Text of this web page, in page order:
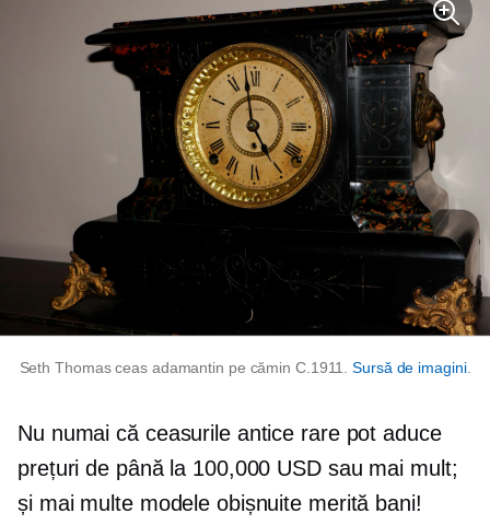
Seth Thomas ceas adamantin pe cămin C.1911.Sursă de imagini.
Nu numai că ceasurile antice rare pot aduce
prețuri de până la 100,000 USD sau mai mult;
și mai multe modele obișnuite merită bani!